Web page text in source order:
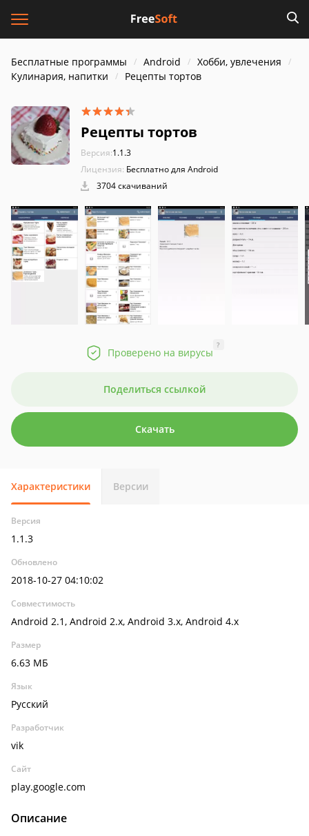
Бесплатные программы Android
Хобби, увлечения
Кулинария, напитки
Рецепты тортов
Рецепты тортов
Версия:1.1.3
Лицензия: Бесплатно для Android
3704 скачиваний
Проверено на вирусы
?
Поделиться ссылкой
Скачать
Характеристики Версии
Версия
1.1.3
Обновлено
2018-10-27 04:10:02
Совместимость
Android 2.1, Android 2.x, Android 3.x, Android 4.x
Размер
6.63 МБ
Язык
Русский
Разработчик
vik
Сайт
play.google.com
Описание